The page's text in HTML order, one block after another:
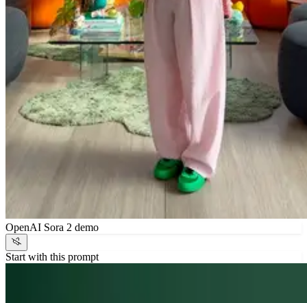
OpenAI Sora 2 demo
Start with this prompt